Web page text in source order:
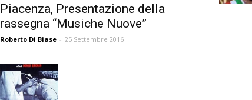
Piacenza, Presentazione della
rassegna “Musiche Nuove”
Roberto Di Biase - 25 Settembre 2016